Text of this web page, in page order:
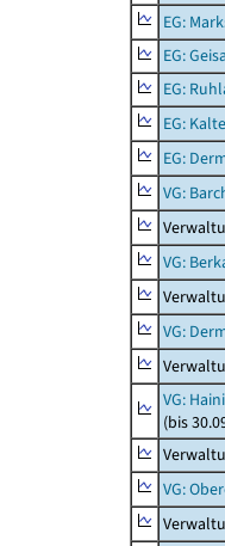
EG:
EG:
EG:
EG:
EG:
VG:
VG:
VG:
VG:
(bis
VG: